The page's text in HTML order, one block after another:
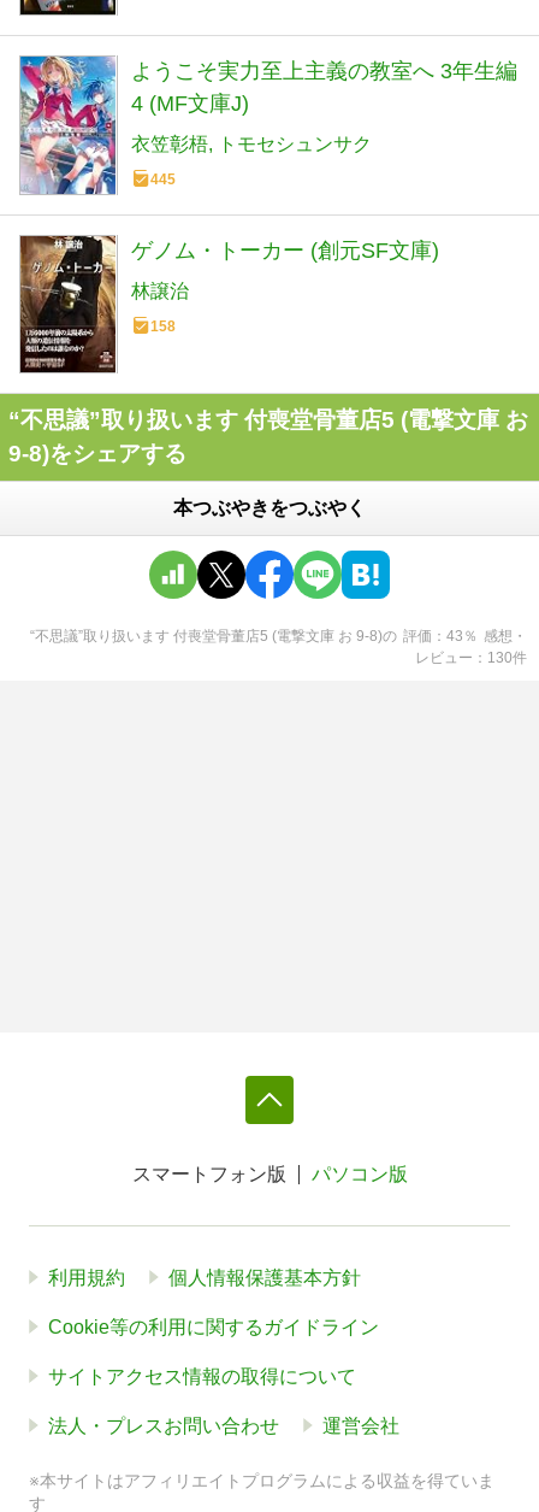
ようこそ実力至上主義の教室へ 3年生編
4 (MF文庫J)
衣笠彰梧 トモセシュンサク
445
ゲノム・トーカー (創元SF文庫)
林譲治
158
“不思議”取り扱います 付喪堂骨董店5 (電撃文庫 お
9-8)をシェアする
本つぶやきをつぶやく
“不思議”取り扱います 付喪堂骨董店5 (電撃文庫 お 9-8)の 評価 43 ％ 感想・
レビュー
130件
スマートフォン版 パソコン版
利用規約 個人情報保護基本方針
Cookie等の利用に関するガイドライン
サイトアクセス情報の取得について
法人・プレスお問い合わせ 運営会社
※本サイトはアフィリエイトプログラムによる収益を得ていま
す